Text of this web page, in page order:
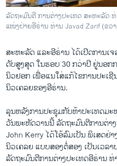
ພາສາອັງກິດ
ວີດີໂອ
ລາຍການກະຈາຍສຽງ
ລາຍງານ
ຕິດຕາມພວກເຮົາ ທີ່
ພາສາຕ່າງໆ
ລັດຖະມົນຕີ ການຕ່າງປະເທດ ສະຫະລັດ
ແໜ່ງຝ່າຍອີຣ່ານ ທ່ານ Javad Zarif (ຂວ
ສະຫະລັດ ​ແລະ​ອີຣ່ານ ​ໄດ້ເປີດ​ການ​ເ
ດັບ​ສູງ​ສຸດ ໃນ​ຮອບ 30 ກວ່າປີ ຢູ່​ນອ
ນິວຢອກ ​ເພື່ອ​ແນໃສ່ແກ້​ໄຂ​ການ​ປະ​ເ
ນິວ​ເຄລຍຂອງອີຣ່ານ.
ລຸນ​ຫລັງ​ການປະຊຸມ​ກັບ​ຫ້າ​ປະ​ເທດ​ມະ
ວັນ​ພະຫັດ​ວານ​ນີ້ ລັດຖະມົນຕີ​ການ​ຕ່າ
John Kerry ​ໄດ້ໂອ້​ລົມ​ເປັນ ພິ​ເສດຢ່
ນິວ​ເຄລຍ ແບບ​ສອງ​ຕໍ່​ສອງ ​ເປັນ​ເວລ
ລັດຖະມົນຕີການ​ຕ່າງປະ​ເທດອີຣ່ານ ທ່